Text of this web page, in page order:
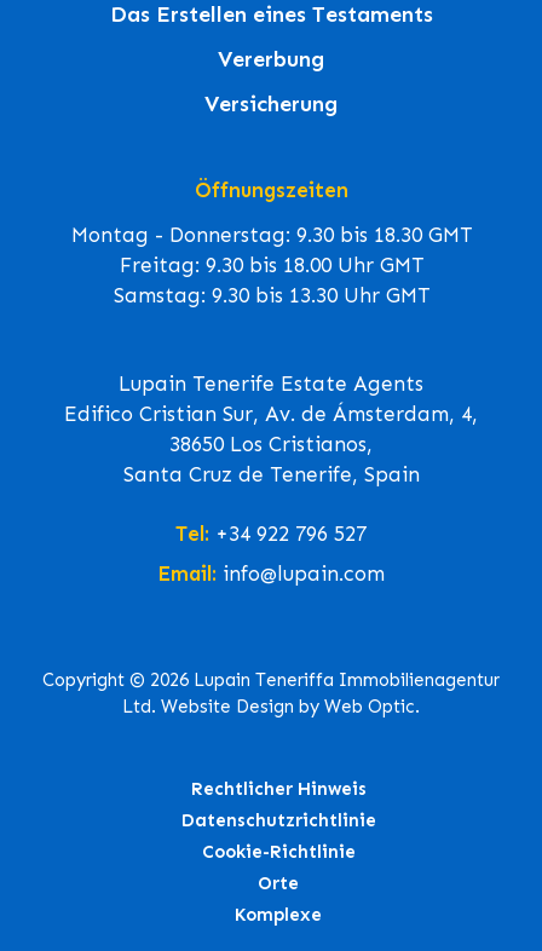
Das Erstellen eines Testaments
Vererbung
Versicherung
Öffnungszeiten
Montag - Donnerstag: 9.30 bis 18.30 GMT
Freitag: 9.30 bis 18.00 Uhr GMT
Samstag: 9.30 bis 13.30 Uhr GMT
Lupain Tenerife Estate Agents
Edifico Cristian Sur, Av. de Ámsterdam, 4,
38650 Los Cristianos,
Santa Cruz de Tenerife, Spain
Tel: +34 922 796 527
Email: info@lupain.com
Copyright © 2026 Lupain Teneriffa Immobilienagentur
Ltd. Website Design by Web Optic.
Rechtlicher Hinweis
Datenschutzrichtlinie
Cookie-Richtlinie
Orte
Komplexe